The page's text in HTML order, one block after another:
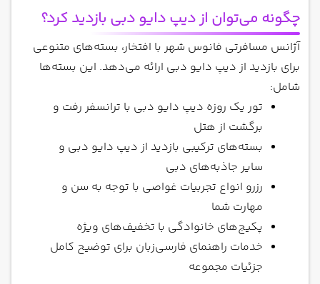
چگونه می‌توان از دیپ دایو دبی بازدید کرد؟
آژانس مسافرتی فانوس شهر با افتخار، بسته‌های متنوعی
برای بازدید از دیپ دایو دبی ارائه می‌دهد. این بسته‌ها
شامل:
تور یک روزه دیپ دایو دبی با ترانسفر رفت و
برگشت از هتل
بسته‌های ترکیبی بازدید از دیپ دایو دبی و
سایر جاذبه‌های دبی
رزرو انواع تجربیات غواصی با توجه به سن و
مهارت شما
پکیج‌های خانوادگی با تخفیف‌های ویژه
خدمات راهنمای فارسی‌زبان برای توضیح کامل
جزئیات مجموعه